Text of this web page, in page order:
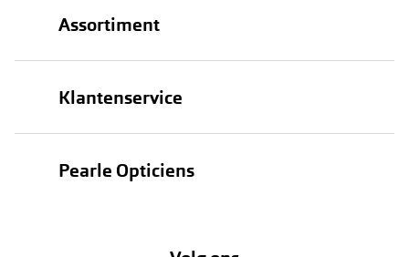
Assortiment
Klantenservice
Verzending
Pearle Opticiens